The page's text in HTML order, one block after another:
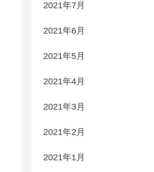
2021年7月
2021年6月
2021年5月
2021年4月
2021年3月
2021年2月
2021年1月